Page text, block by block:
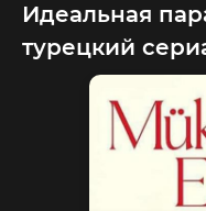
Идеальная
турецкий